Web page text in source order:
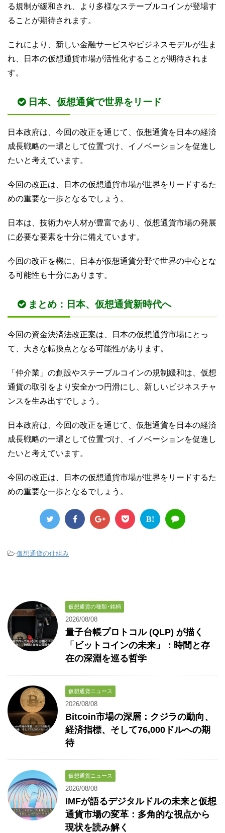
る規制が緩和され、より多様なステーブルコインが登場す
ることが期待されます。
これにより、新しい金融サービスやビジネスモデルが生ま
れ、日本の仮想通貨市場が活性化することが期待されま
す。
日本、仮想通貨で世界をリード
日本政府は、今回の改正を通じて、仮想通貨を日本の経済
成長戦略の一環として位置づけ、イノベーションを促進し
たいと考えています。
今回の改正は、日本の仮想通貨市場が世界をリードするた
めの重要な一歩となるでしょう。
日本は、技術力や人材が豊富であり、仮想通貨市場の発展
に必要な要素を十分に備えています。
今回の改正を機に、日本が仮想通貨分野で世界の中心とな
る可能性も十分にあります。
まとめ：日本、仮想通貨新時代へ
今回の資金決済法改正案は、日本の仮想通貨市場にとっ
て、大きな転換点となる可能性があります。
「仲介業」の創設やステーブルコインの規制緩和は、仮想
通貨の取引をより安全かつ円滑にし、新しいビジネスチャ
ンスを生み出すでしょう。
日本政府は、今回の改正を通じて、仮想通貨を日本の経済
成長戦略の一環として位置づけ、イノベーションを促進し
たいと考えています。
今回の改正は、日本の仮想通貨市場が世界をリードするた
めの重要な一歩となるでしょう。
B!
-仮想通貨の仕組み
仮想通貨の種類･銘柄
2026/08/08
量子台帳プロトコル (QLP) が描く
「ビットコインの未来」：時間と存
在の深淵を巡る哲学
仮想通貨ニュース
2026/08/08
Bitcoin市場の深層：クジラの動向、
経済指標、そして76,000ドルへの期
待
仮想通貨ニュース
2026/08/08
IMFが語るデジタルドルの未来と仮想
通貨市場の変革：多角的な視点から
現状を読み解く